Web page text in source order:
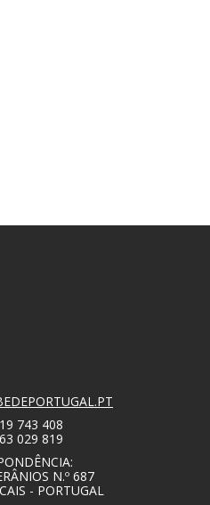
743 408
029 819
N.º 687
- PORTUGAL